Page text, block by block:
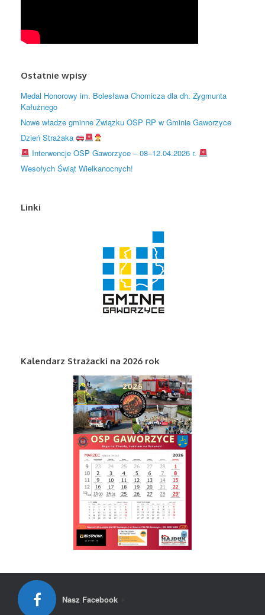
Ostatnie wpisy
Medal Honorowy im. Bolesława Chomicza dla dh. Zygmunta
Kałużnego
Nowe władze gminne Związku OSP RP w Gminie Gaworzyce
Dzień Strażaka
Interwencje OSP Gaworzyce – 08–12.04.2026 r.
Wesołych Świąt Wielkanocnych!
Linki
Kalendarz Strażacki na 2026 rok
Nasz Facebook